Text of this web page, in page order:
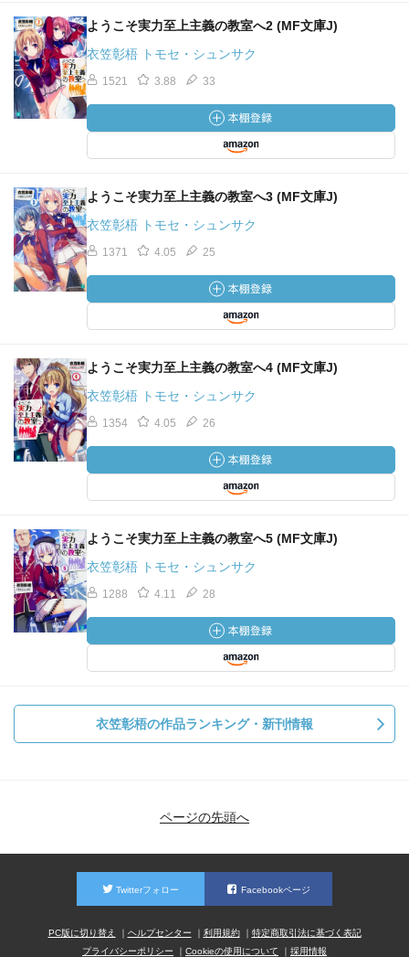
ようこそ実力至上主義の教室へ2 (MF文庫J)
衣笠彰梧 トモセ・シュンサク
1521 3.88 33
ようこそ実力至上主義の教室へ3 (MF文庫J)
衣笠彰梧 トモセ・シュンサク
1371 4.05 25
ようこそ実力至上主義の教室へ4 (MF文庫J)
衣笠彰梧 トモセ・シュンサク
1354 4.05 26
ようこそ実力至上主義の教室へ5 (MF文庫J)
衣笠彰梧 トモセ・シュンサク
1288 4.11 28
衣笠彰梧の作品ランキング・新刊情報
ページの先頭へ
Twitterフォロー Facebookページ
PC版に切り替え ヘルプセンター 利用規約
特定商取引法に基づく表記
プライバシーポリシー
Cookieの使用について 採用情報